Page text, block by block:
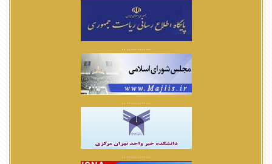
................
................
................